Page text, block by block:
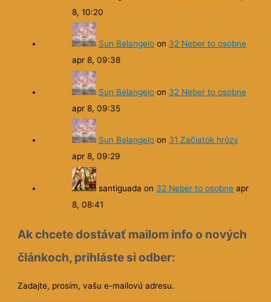
8, 10:20
Sun Belangelo on 32 Neber to osobne
apr 8, 09:38
Sun Belangelo on 32 Neber to osobne
apr 8, 09:35
Sun Belangelo on 31 Začiatok hrôzy
apr 8, 09:29
santiguada on 32 Neber to osobne apr
8, 08:41
Ak chcete dostávať mailom info o nových
článkoch, prihláste si odber:
Zadajte, prosím, vašu e-mailovú adresu.